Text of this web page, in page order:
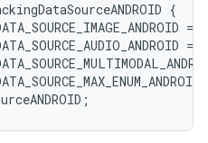
{
=
=
;